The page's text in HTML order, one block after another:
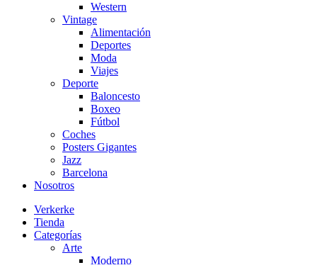
Western
Vintage
Alimentación
Deportes
Moda
Viajes
Deporte
Baloncesto
Boxeo
Fútbol
Coches
Posters Gigantes
Jazz
Barcelona
Nosotros
Verkerke
Tienda
Categorías
Arte
Moderno